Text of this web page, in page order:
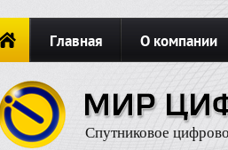
Главная О компании
Новости
Спутниковое